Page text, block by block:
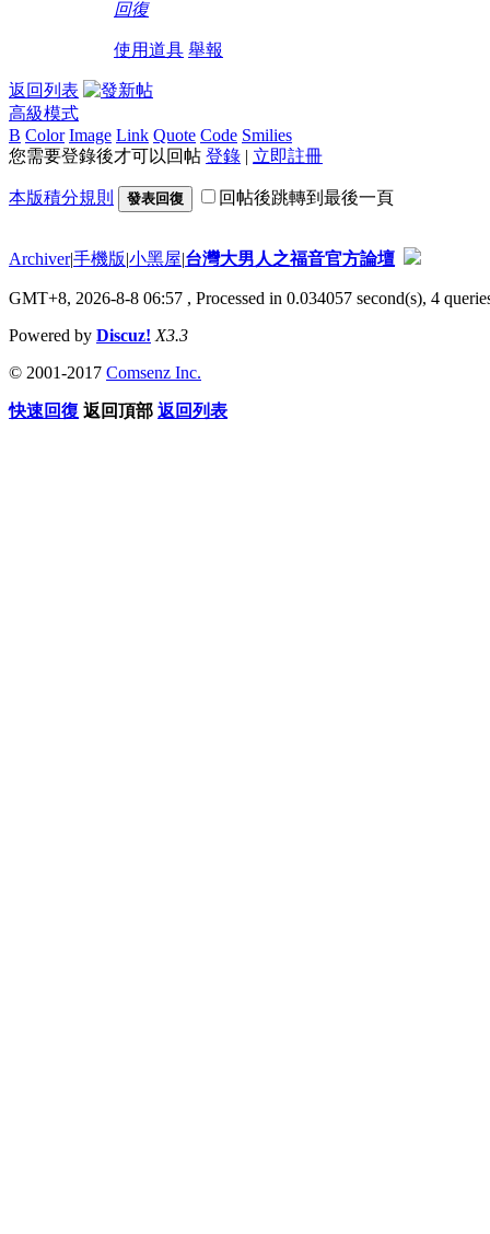
回復
使用道具 舉報
返回列表
高級模式
B Color Image Link Quote Code Smilies
您需要登錄後才可以回帖 登錄 | 立即註冊
本版積分規則 發表回復 回帖後跳轉到最後一頁
Archiver|手機版|小黑屋|台灣大男人之福音官方論壇
GMT+8, 2026-8-8 06:57 , Processed in 0.034057 second(s), 4
Powered by Discuz! X3.3
© 2001-2017 Comsenz Inc.
快速回復 返回頂部 返回列表